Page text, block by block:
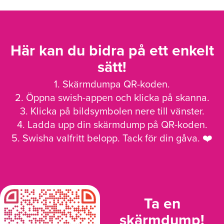
Här kan du bidra på ett enkelt
sätt!
1. Skärmdumpa QR-koden.
2. Öppna swish-appen och klicka på skanna.
3. Klicka på bildsymbolen nere till vänster.
4. Ladda upp din skärmdump på QR-koden.
5. Swisha valfritt belopp. Tack för din gåva. ❤️
Ta en